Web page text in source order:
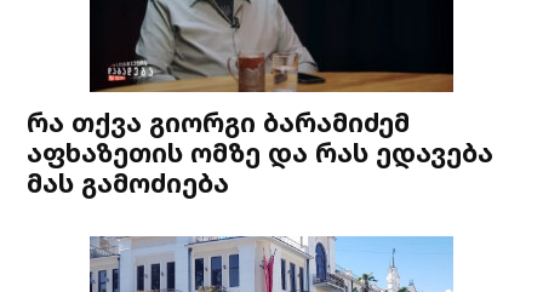
რა თქვა გიორგი ბარამიძემ
აფხაზეთის ომზე და რას ედავება
მას გამოძიება